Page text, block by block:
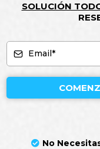
SOLUCIÓN
No